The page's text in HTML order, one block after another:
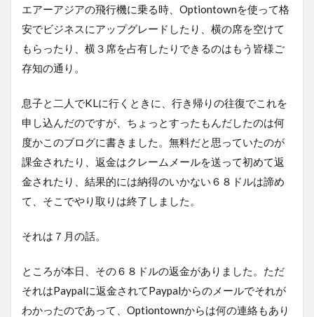
エアーアジアの飛行機に乗る時、Optiontownを使って格
安でビジネスにアップグレードしたり、横の席を空けて
もらったり、横３席を占有したりできるのはもう皆様ご
存知の通り。
息子と二人でKLに行くときに、行き帰りの往復でこれを
申し込んだのですが、ちょっとすったもんだしたのは何
度かこのブログに書きました。無料だと思っていたのが
課金されたり、返金はクレームメールを送って初めて返
金されたり、結果的には納得のいかない６８ドルは諦め
て、そこでやり取りは終了しました。
それは７月の話。
ところが本日、その６８ドルの返金がありました。ただ
それはPaypalに返金されてPaypalからのメールでそれが
わかったのであって、Optiontownからは何の連絡もあり